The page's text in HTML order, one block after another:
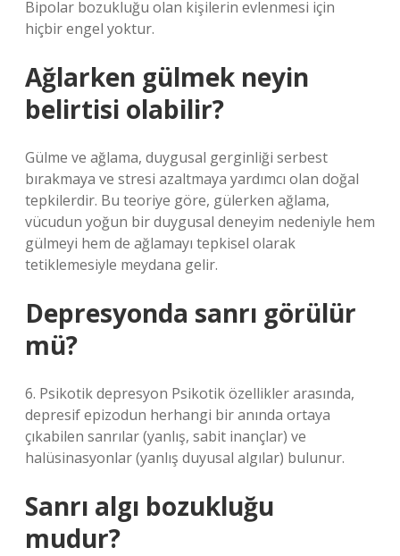
Bipolar bozukluğu olan kişilerin evlenmesi için
hiçbir engel yoktur.
Ağlarken gülmek neyin
belirtisi olabilir?
Gülme ve ağlama, duygusal gerginliği serbest
bırakmaya ve stresi azaltmaya yardımcı olan doğal
tepkilerdir. Bu teoriye göre, gülerken ağlama,
vücudun yoğun bir duygusal deneyim nedeniyle hem
gülmeyi hem de ağlamayı tepkisel olarak
tetiklemesiyle meydana gelir.
Depresyonda sanrı görülür
mü?
6. Psikotik depresyon Psikotik özellikler arasında,
depresif epizodun herhangi bir anında ortaya
çıkabilen sanrılar (yanlış, sabit inançlar) ve
halüsinasyonlar (yanlış duyusal algılar) bulunur.
Sanrı algı bozukluğu
mudur?